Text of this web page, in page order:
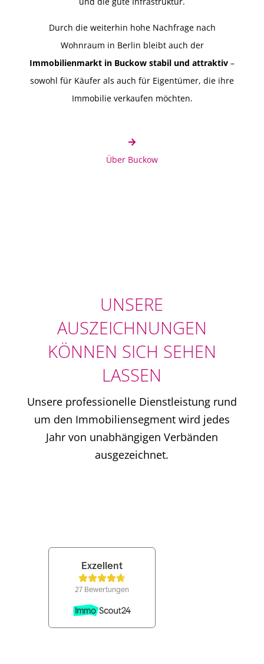
Durch die weiterhin hohe Nachfrage nach
Wohnraum in Berlin bleibt auch der
Immobilienmarkt in Buckow stabil und attraktiv –
sowohl für Käufer als auch für Eigentümer, die ihre
Immobilie verkaufen möchten.
Über Buckow
UNSERE
AUSZEICHNUNGEN
KÖNNEN SICH SEHEN
LASSEN
Unsere professionelle Dienstleistung rund
um den Immobiliensegment wird jedes
Jahr von unabhängigen Verbänden
ausgezeichnet.